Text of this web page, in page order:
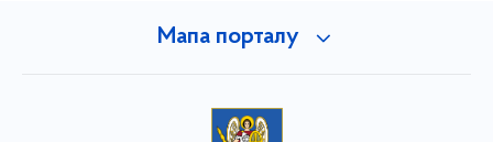
Мапа порталу